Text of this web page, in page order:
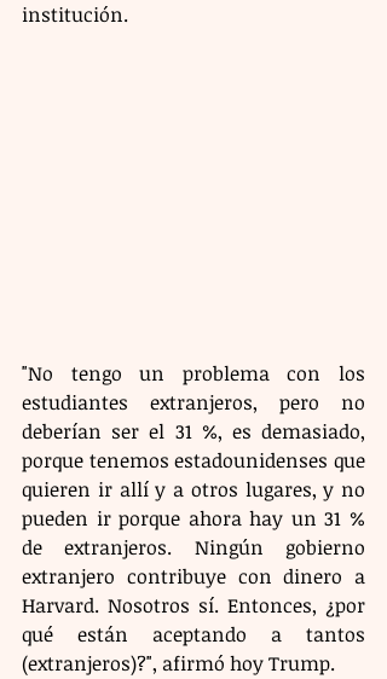
institución.
"No tengo un problema con los
estudiantes extranjeros, pero no
deberían ser el 31 %, es demasiado,
porque tenemos estadounidenses que
quieren ir allí y a otros lugares, y no
pueden ir porque ahora hay un 31 %
de extranjeros. Ningún gobierno
extranjero contribuye con dinero a
Harvard. Nosotros sí. Entonces, ¿por
qué están aceptando a tantos
(extranjeros)?", afirmó hoy Trump.